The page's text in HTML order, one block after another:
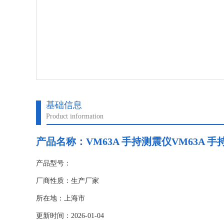
基础信息
Product information
产品名称： VM63A 手持测震仪VM63A 手
产品型号：
厂商性质：生产厂家
所在地：上海市
更新时间：2026-01-04